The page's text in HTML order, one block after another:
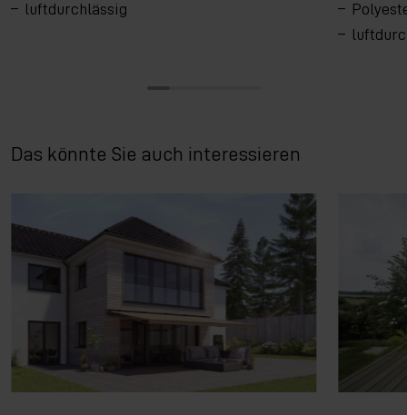
luftdurchlässig
Das könnte Sie auch interessieren